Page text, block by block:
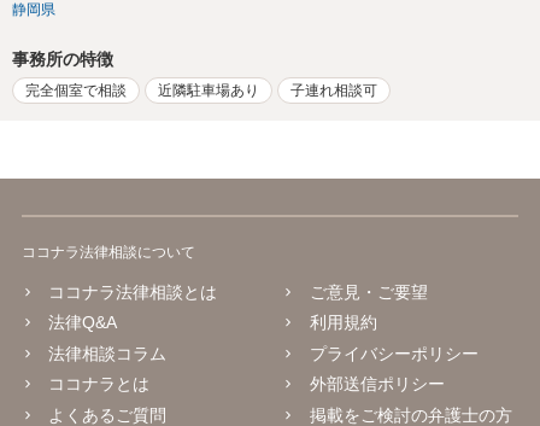
静岡県
事務所の特徴
完全個室で相談 近隣駐車場あり 子連れ相談可
ココナラ法律相談について
ココナラ法律相談とは
法律Q&A
法律相談コラム
ココナラとは
よくあるご質問
ご意見・ご要望
利用規約
プライバシーポリシー
外部送信ポリシー
掲載をご検討の弁護士の方